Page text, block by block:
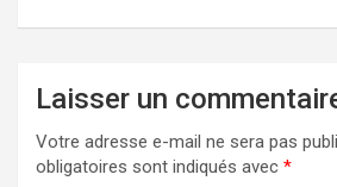
Laisser un
Votre adresse e-mail ne sera pas
obligatoires sont indiqués avec *